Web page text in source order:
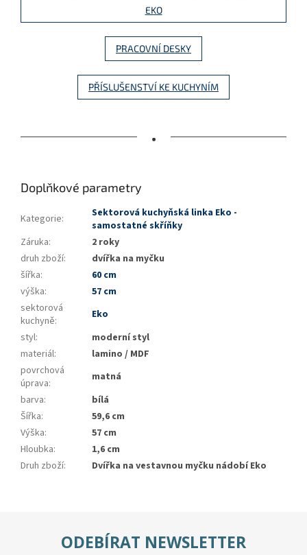
EKO
PRACOVNÍ DESKY
PŘÍSLUŠENSTVÍ KE KUCHYNÍM
•
Doplňkové parametry
Kategorie:
Sektorová kuchyňská linka Eko -
samostatné skříňky
Záruka:
2 roky
druh zboží:
dvířka na myčku
šířka:
60 cm
výška:
57 cm
sektorová
kuchyně:
Eko
styl:
moderní styl
materiál:
lamino / MDF
povrchová
úprava:
matná
barva:
bílá
Šířka:
59,6 cm
Výška:
57 cm
Hloubka:
1,6 cm
Druh zboží: Dvířka na vestavnou myčku nádobí Eko
ODEBÍRAT NEWSLETTER